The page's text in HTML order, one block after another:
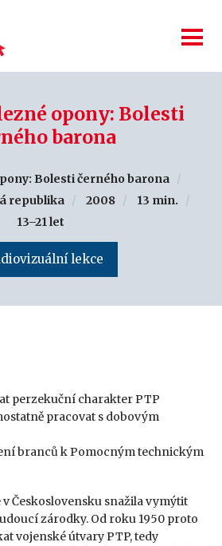
opony: Bolesti
barona
Bolesti černého barona
republika 2008
13 min.
13–21 let
lekce
perzekuční charakter PTP
pracovat s dobovým
branců k Pomocným technickým
Československu snažila vymýtit
zárodky. Od roku 1950 proto
vojenské útvary PTP, tedy